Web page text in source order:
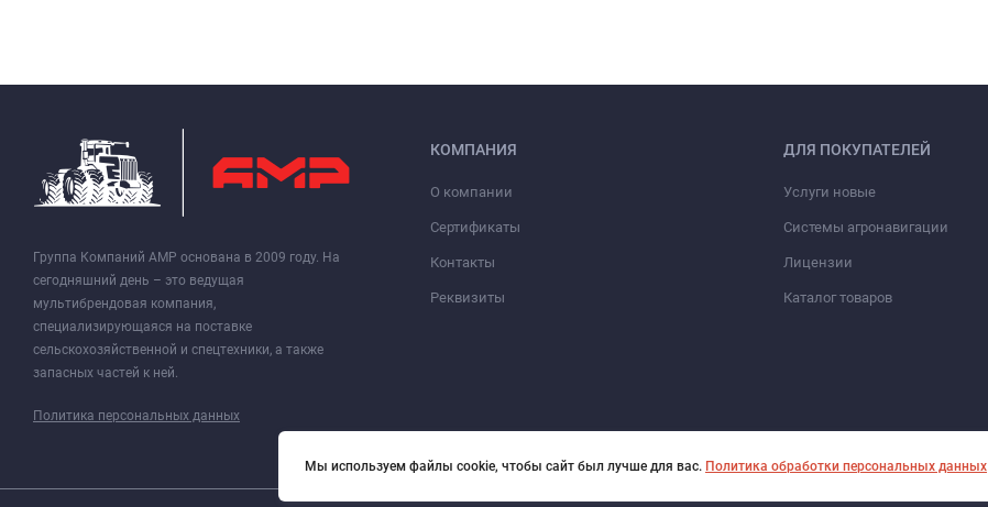
Группа Компаний АМР основана в 2009 году. На
сегодняшний день – это ведущая
мультибрендовая компания,
специализирующаяся на поставке
сельскохозяйственной и спецтехники, а также
запасных частей к ней.
Политика персональных данных
КОМПАНИЯ
О компании
Сертификаты
Контакты
Реквизиты
ДЛЯ ПОКУПАТЕЛЕЙ
Услуги новые
Системы агронавигации
Лицензии
Каталог товаров
Мы используем файлы cookie, чтобы сайт был лучше для вас. Политика обработки персональных данных